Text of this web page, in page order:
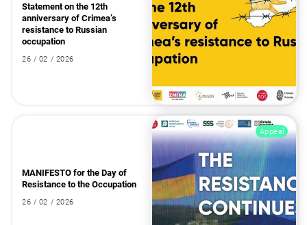
Statement on the 12th
anniversary of Crimea’s
resistance to Russian
occupation
26 / 02 / 2026
Appeal
MANIFESTO for the Day of
Resistance to the Occupation
26 / 02 / 2026